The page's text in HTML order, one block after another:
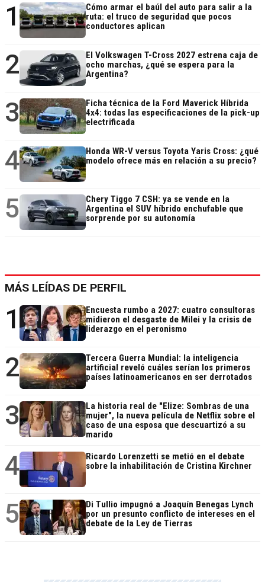
1
Cómo armar el baúl del auto para salir a la
ruta: el truco de seguridad que pocos
conductores aplican
2
El Volkswagen T-Cross 2027 estrena caja de
ocho marchas, ¿qué se espera para la
Argentina?
3
Ficha técnica de la Ford Maverick Híbrida
4x4: todas las especificaciones de la pick-up
electrificada
4
Honda WR-V versus Toyota Yaris Cross: ¿qué
modelo ofrece más en relación a su precio?
5
Chery Tiggo 7 CSH: ya se vende en la
Argentina el SUV híbrido enchufable que
sorprende por su autonomía
MÁS LEÍDAS DE PERFIL
1
Encuesta rumbo a 2027: cuatro consultoras
midieron el desgaste de Milei y la crisis de
liderazgo en el peronismo
2
Tercera Guerra Mundial: la inteligencia
artificial reveló cuáles serían los primeros
países latinoamericanos en ser derrotados
3
La historia real de "Elize: Sombras de una
mujer", la nueva película de Netflix sobre el
caso de una esposa que descuartizó a su
marido
4
Ricardo Lorenzetti se metió en el debate
sobre la inhabilitación de Cristina Kirchner
5
Di Tullio impugnó a Joaquín Benegas Lynch
por un presunto conflicto de intereses en el
debate de la Ley de Tierras